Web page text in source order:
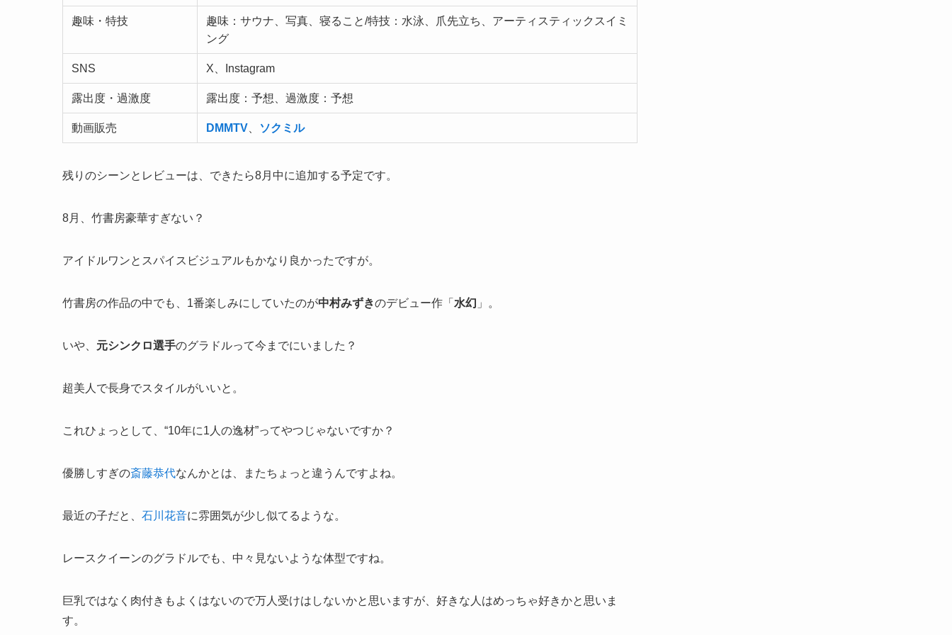
趣味・特技
趣味：サウナ、写真、寝ること/特技：水泳、爪先立ち、アーティスティックスイミ
ング
SNS X、Instagram
露出度・過激度 露出度：予想、過激度：予想
動画販売 DMMTV ソクミル
残りのシーンとレビューは、できたら8月中に追加する予定です。
8月、竹書房豪華すぎない？
アイドルワンとスパイスビジュアルもかなり良かったですが。
竹書房の作品の中でも、1番楽しみにしていたのが中村みずきのデビュー作「 水幻 」。
いや、 元シンクロ選手のグラドルって今までにいました？
超美人で長身でスタイルがいいと。
これひょっとして、“10年に1人の逸材”ってやつじゃないですか？
優勝しすぎの斎藤恭代なんかとは、またちょっと違うんですよね。
最近の子だと、 石川花音に雰囲気が少し似てるような。
レースクイーンのグラドルでも、中々見ないような体型ですね。
巨乳ではなく肉付きもよくはないので万人受けはしないかと思いますが、好きな人はめっちゃ好きかと思いま
す。